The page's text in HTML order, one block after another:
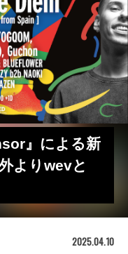
』による新
よりwevと
2025.04.10